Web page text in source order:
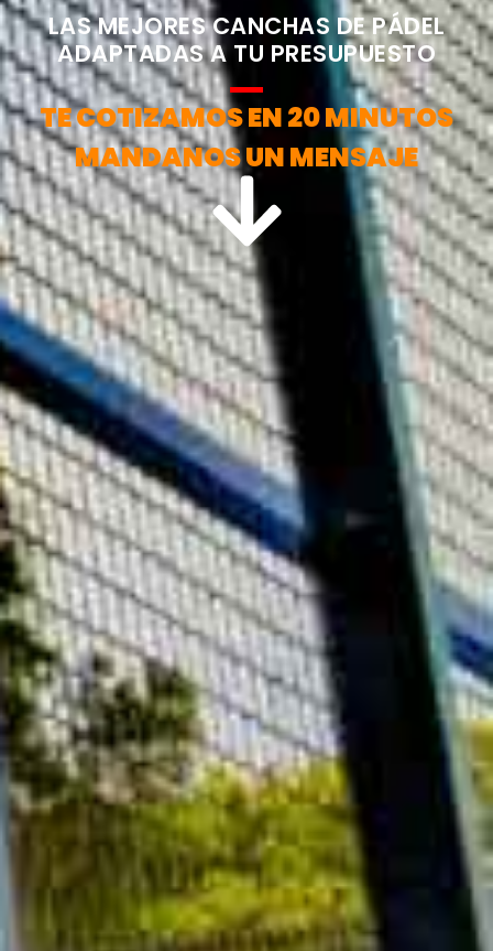
LAS MEJORES CANCHAS DE PÁDEL
ADAPTADAS A TU PRESUPUESTO
TE COTIZAMOS EN 20 MINUTOS
MANDANOS UN MENSAJE